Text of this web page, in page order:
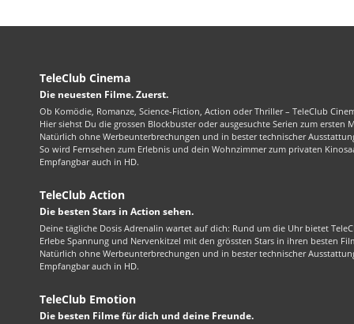
TeleClub Cinema
Die neuesten Filme. Zuerst.
Ob Komödie, Romanze, Science-Fiction, Action oder Thriller – TeleClub
Hier siehst Du die grossen Blockbuster oder ausgesuchte Serien zum ersten
Natürlich ohne Werbeunterbrechungen und in bester technischer
So wird Fernsehen zum Erlebnis und dein Wohnzimmer zum privaten
Empfangbar auch in HD.
TeleClub Action
Die besten Stars in Action sehen.
Deine tägliche Dosis Adrenalin wartet auf dich: Rund um die Uhr bietet
Erlebe Spannung und Nervenkitzel mit den grössten Stars in ihren besten
Natürlich ohne Werbeunterbrechungen und in bester technischer
Empfangbar auch in HD.
TeleClub Emotion
Die besten Filme für dich und deine Freunde.